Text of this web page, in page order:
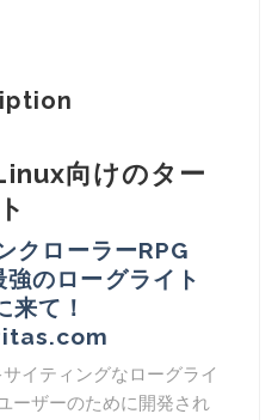
向けのター
クローラーRPG
のローグライト
来て！
サイティングなローグライ
ーザーのために開発され